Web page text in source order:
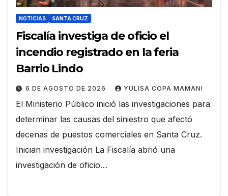
NOTICIAS SANTA CRUZ
Fiscalía investiga de oficio el
incendio registrado en la feria
Barrio Lindo
6 DE AGOSTO DE 2026 YULISA COPA MAMANI
El Ministerio Público inició las investigaciones para
determinar las causas del siniestro que afectó
decenas de puestos comerciales en Santa Cruz.
Inician investigación La Fiscalía abrió una
investigación de oficio…